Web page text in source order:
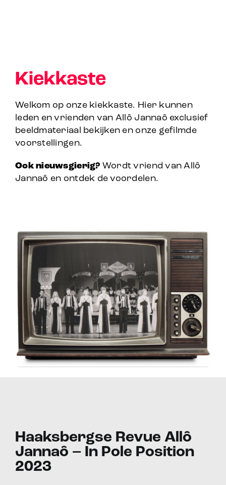
Kiekkaste
Welkom op onze kiekkaste. Hier kunnen
leden en vrienden van Allô Jannaô exclusief
beeldmateriaal bekijken en onze gefilmde
voorstellingen.
Ook nieuwsgierig? Wordt vriend van Allô
Jannaô en ontdek de voordelen.
Haaksbergse Revue Allô
Jannaô – In Pole Position
2023